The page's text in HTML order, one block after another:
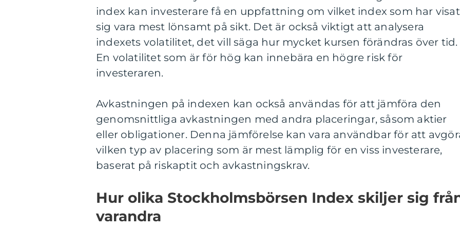
index kan investerare få en uppfattning om vilket index som har visat
sig vara mest lönsamt på sikt. Det är också viktigt att analysera
indexets volatilitet, det vill säga hur mycket kursen förändras över tid.
En volatilitet som är för hög kan innebära en högre risk för
investeraren.
Avkastningen på indexen kan också användas för att jämföra den
genomsnittliga avkastningen med andra placeringar, såsom aktier
eller obligationer. Denna jämförelse kan vara användbar för att
vilken typ av placering som är mest lämplig för en viss investerare,
baserat på riskaptit och avkastningskrav.
Hur olika Stockholmsbörsen Index skiljer sig
varandra